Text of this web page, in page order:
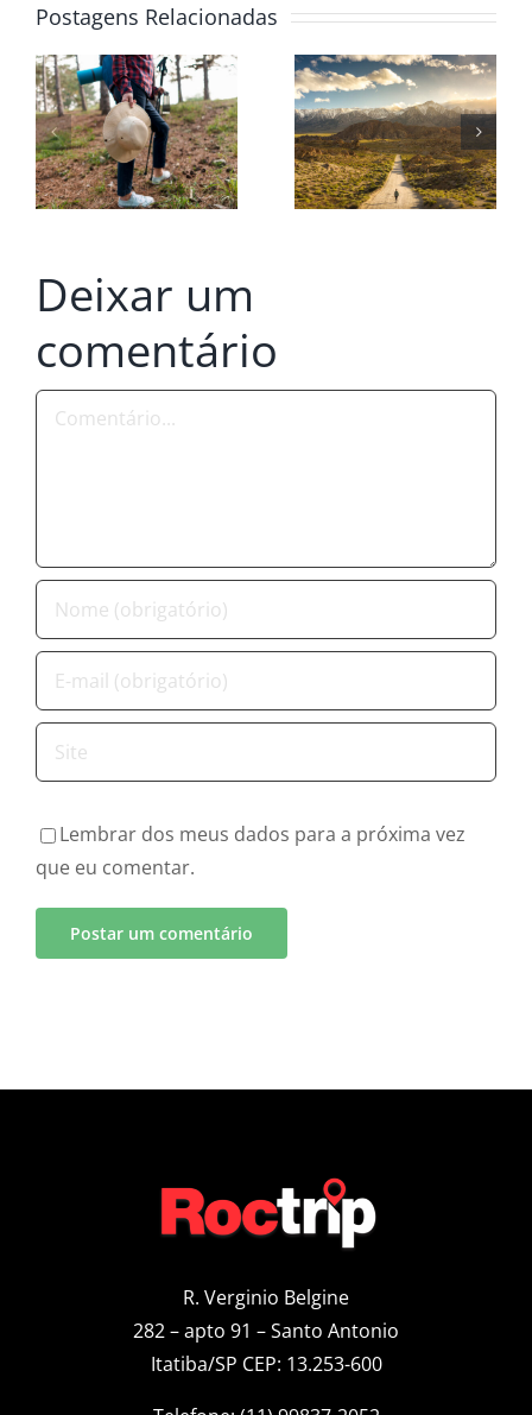
Postagens Relacionadas
Deixar um
comentário
Comentário
Lembrar dos meus dados para a próxima vez
que eu comentar.
R. Verginio Belgine
282 – apto 91 – Santo Antonio
Itatiba/SP CEP: 13.253-600